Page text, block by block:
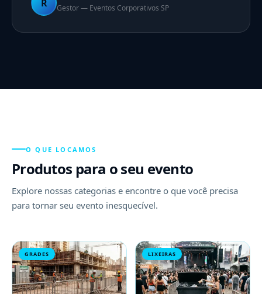
R Gestor — Eventos Corporativos SP
O QUE LOCAMOS
Produtos para o seu evento
Explore nossas categorias e encontre o que você precisa
para tornar seu evento inesquecível.
GRADES LIXEIRAS